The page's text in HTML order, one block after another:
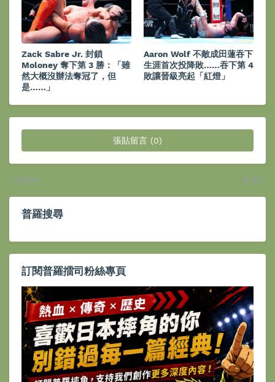
Zack Sabre Jr. 封鎖
Moloney 奪下第 3 勝：「雖
然大概沒辦法奪冠了，但
是……」
Aaron Wolf 不敵成田蓮吞下
生涯首次投降敗……吞下第 4
敗讓晉級亮起「紅燈」
張貼留言 (0)
較新的 較舊
普羅搜尋
訂閱普羅擂司粉絲專頁